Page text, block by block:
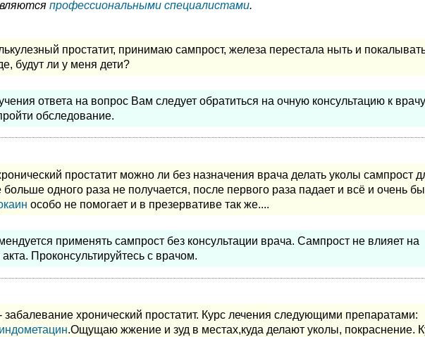
профессиональными специалистами.
простатит, принимаю сампрост, железа перестала ныть и
будут ли у меня дети?
ответа на вопрос Вам следует обратиться на очную консультацию к врачу
обследование.
простатит можно ли без назначения врача делать уколы сампрост
одного раза не получается, после первого раза падает и всё и очень
особо не помогает и в презервативе так же....
применять сампрост без консультации врача. Сампрост не влияет на
Проконсультируйтесь с врачом.
забалевание хронический простатит. Курс лечения следующими препаратами:
индометацин.Ощущаю жжение и зуд в местах,куда делают уколы, покраснение.